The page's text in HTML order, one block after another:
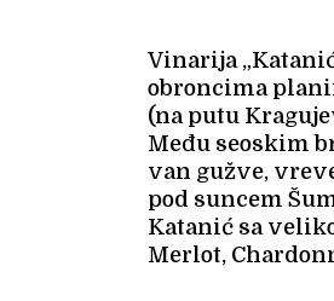
Vinarija
obroncima
(na putu
Među seoskim
van gužve,
pod suncem
Katanić sa
Merlot,